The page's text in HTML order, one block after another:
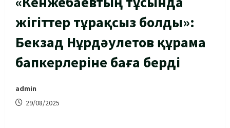
жігіттер тұрақсыз болды»:
Бекзад Нұрдәулетов құрама
бапкерлеріне баға берді
admin
29/08/2025